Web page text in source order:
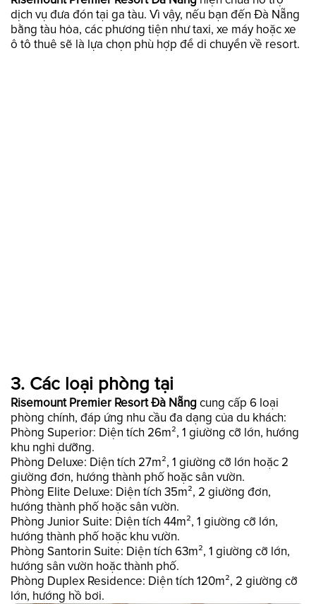
dịch vụ đưa đón tại ga tàu. Vì vậy, nếu bạn đến Đà Nẵng
bằng tàu hỏa, các phương tiện như taxi, xe máy hoặc xe
ô tô thuê sẽ là lựa chọn phù hợp để di chuyển về resort.
3. Các loại phòng tại
Risemount Premier Resort Đà Nẵngcung cấp 6 loại
phòng chính, đáp ứng nhu cầu đa dạng của du khách:
Phòng Superior: Diện tích 26m², 1 giường cỡ lớn, hướng
khu nghỉ dưỡng.
Phòng Deluxe: Diện tích 27m², 1 giường cỡ lớn hoặc 2
giường đơn, hướng thành phố hoặc sân vườn.
Phòng Elite Deluxe: Diện tích 35m², 2 giường đơn,
hướng thành phố hoặc sân vườn.
Phòng Junior Suite: Diện tích 44m², 1 giường cỡ lớn,
hướng thành phố hoặc khu vườn.
Phòng Santorin Suite: Diện tích 63m², 1 giường cỡ lớn,
hướng sân vườn hoặc thành phố.
Phòng Duplex Residence: Diện tích 120m², 2 giường cỡ
lớn, hướng hồ bơi.